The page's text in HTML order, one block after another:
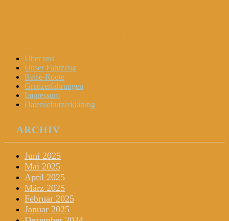
Menu
Widgets
Search
Skip
content
Über uns
Unser Fahrzeug
Reise-Route
Grenzerfahrungen
Impressum
Datenschutzerklärung
ARCHIV
Juni 2025
Mai 2025
April 2025
März 2025
Februar 2025
Januar 2025